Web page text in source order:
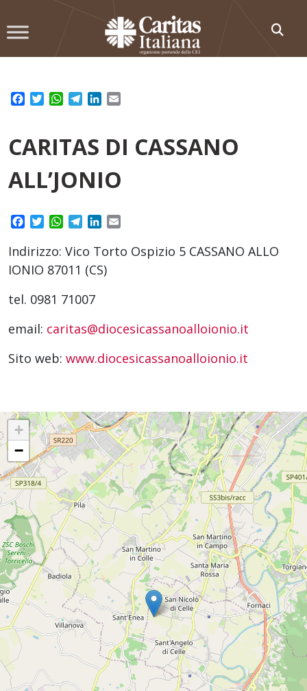
to
Facebook
TwitterWhatsApp
TelegramLinkedIn
CARITAS DI CASSANO
ALL’JONIO
Facebook
TwitterWhatsApp
TelegramLinkedIn
Indirizzo: Vico Torto Ospizio 5 CASSANO ALLO
IONIO 87011 (CS)
tel. 0981 71007
email: caritas@diocesicassanoalloionio.it
Sito web: www.diocesicassanoalloionio.it
+
−